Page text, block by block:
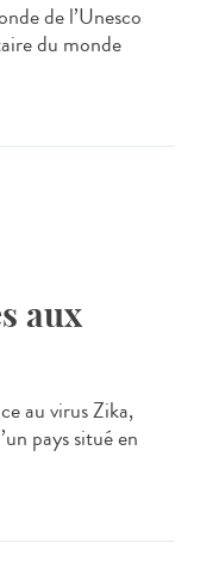
de l’Unesco
du monde
aux
au virus Zika,
pays situé en